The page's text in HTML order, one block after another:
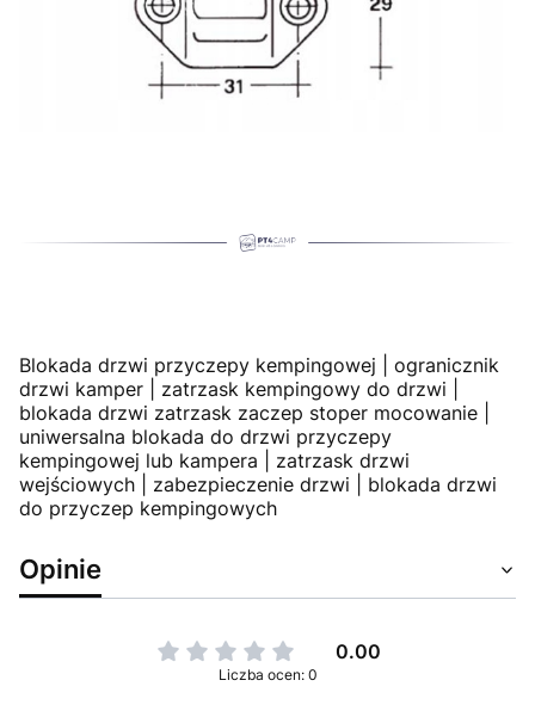
Blokada drzwi przyczepy kempingowej | ogranicznik
drzwi kamper | zatrzask kempingowy do drzwi |
blokada drzwi zatrzask zaczep stoper mocowanie |
uniwersalna blokada do drzwi przyczepy
kempingowej lub kampera | zatrzask drzwi
wejściowych | zabezpieczenie drzwi | blokada drzwi
do przyczep kempingowych
Opinie
0.00
Liczba ocen: 0